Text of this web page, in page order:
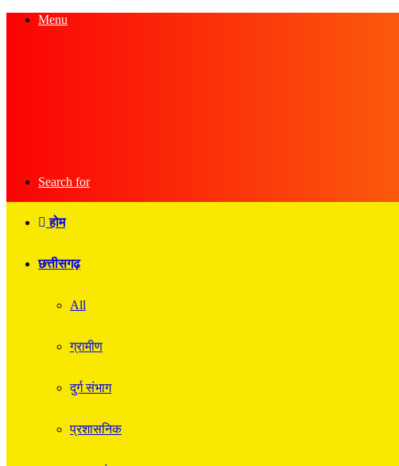
Menu
Search for
होम
छत्तीसगढ़
All
ग्रामीण
दुर्ग संभाग
प्रशासनिक